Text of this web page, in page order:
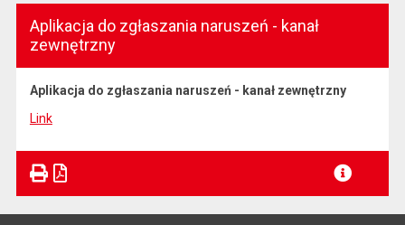
Aplikacja do zgłaszania naruszeń - kanał
zewnętrzny
Aplikacja do zgłaszania naruszeń - kanał zewnętrzny
Link